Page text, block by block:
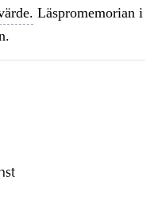
Läspromemorian i